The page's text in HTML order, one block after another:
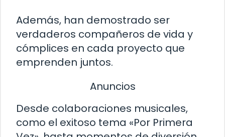
Además, han demostrado ser
verdaderos compañeros de vida y
cómplices en cada proyecto que
emprenden juntos.
Anuncios
Desde colaboraciones musicales,
como el exitoso tema «Por Primera